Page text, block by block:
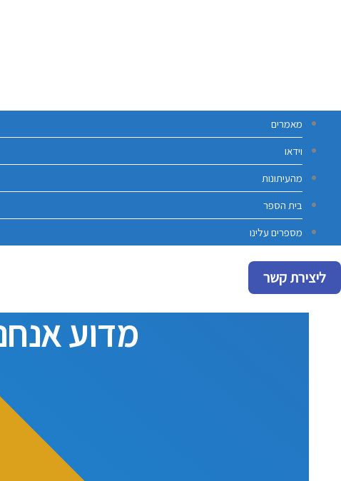
מאמרים
וידאו
מהעיתונות
בית הספר
מספרים עלינו
ליצירת קשר
מדוע